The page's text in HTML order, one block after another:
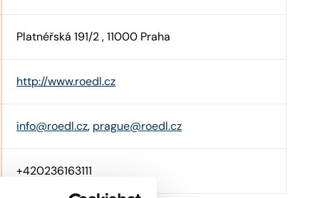
Platnéřská 191/2 , 11000 Praha
http://www.roedl.cz
info@roedl.cz, prague@roedl.cz
+420236163111